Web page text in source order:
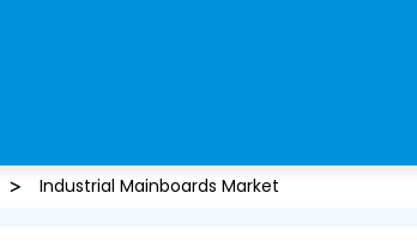
Industrial Mainboards Market